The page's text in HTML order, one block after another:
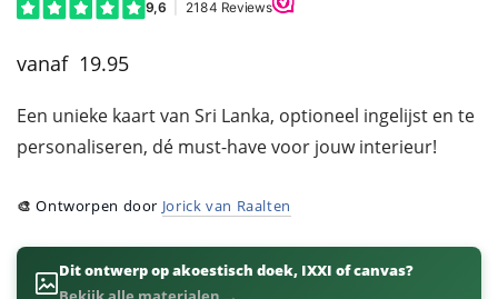
19.95
Een unieke kaart van Sri Lanka, optioneel ingelijst en te
personaliseren, dé must-have voor jouw interieur!
🎨Ontworpen door Jorick van Raalten
Dit ontwerp op akoestisch doek, IXXI of canvas?